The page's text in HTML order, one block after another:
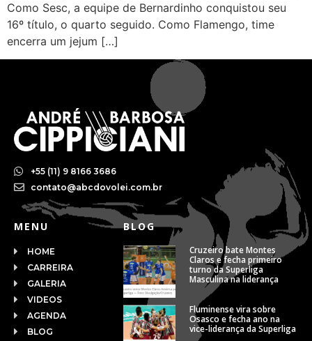
Como Sesc, a equipe de Bernardinho conquistou seu
16º título, o quarto seguido. Como Flamengo, time
encerra um jejum […]
+55 (11) 9 8166 3686
contato@abcdovolei.com.br
MENU
HOME
CARREIRA
GALERIA
VIDEOS
AGENDA
BLOG
BLOG
Cruzeiro bate Montes
Claros e fecha primeiro
turno da Superliga
Masculina na liderança
Fluminense vira sobre
Osasco e fecha ano na
vice-liderança da Superliga